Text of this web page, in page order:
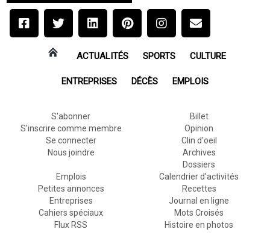
ACTUALITÉS SPORTS CULTURE
ENTREPRISES DÉCÈS EMPLOIS
S'abonner
S'inscrire comme membre
Se connecter
Nous joindre
Billet
Opinion
Clin d'oeil
Archives
Dossiers
Emplois
Petites annonces
Entreprises
Cahiers spéciaux
Flux RSS
Calendrier d'activités
Recettes
Journal en ligne
Mots Croisés
Histoire en photos